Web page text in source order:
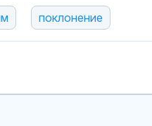
поклонение